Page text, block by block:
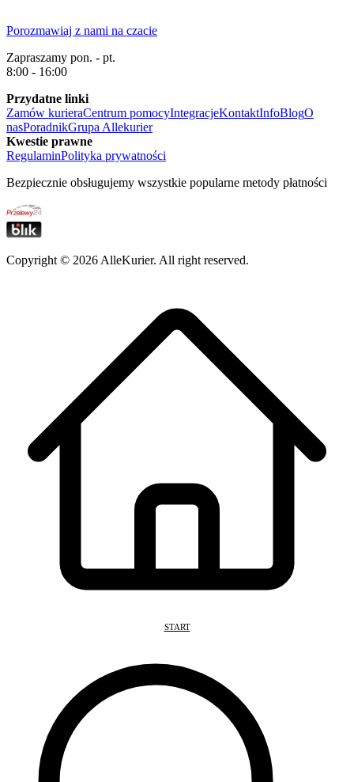
Porozmawiaj z nami na czacie
Zapraszamy pon. - pt.
8:00 - 16:00
Przydatne linki
Zamów kurieraCentrum pomocyIntegracjeKontaktInfoBlogO
nasPoradnikGrupa Allekurier
Kwestie prawne
RegulaminPolityka prywatności
Bezpiecznie obsługujemy wszystkie popularne metody płatności
Copyright © 2026 AlleKurier. All right reserved.
START